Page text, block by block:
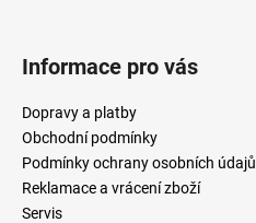
Informace pro vás
Dopravy a platby
Obchodní podmínky
Podmínky ochrany osobních údajů
Reklamace a vrácení zboží
Servis